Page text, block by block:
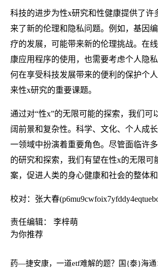
科技的进步为性x研究和性健康提供了许
来了新的伦理和隐私问题。例如，基因
疗的发展，可能带来新的伦理挑战。在
康应用程序的使用，也需要考虑个人隐
何在享受科技发展带来的便利的保护个
来性x研究的重要课题。
通过对“性x”的无限可能的探索，我们可
阔前景和复杂性。科学、文化、个人成
一领域中扮演着重要角色。尽管面临许
的研究和探索，我们有望在性x的无限可
案，促进人类的身心健康和社会的整体和
校对：张大春
责任编辑： 李梓萌
为你推荐
药—捷安康，一道etf难解的题？
国{泰}海通